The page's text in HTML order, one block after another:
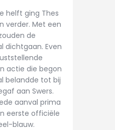
helft ging Thes
verder. Met een
de
dichtgaan. Even
actie die begon
belandde tot bij
aan Swers.
aanval prima
eerste officiële
blauw.